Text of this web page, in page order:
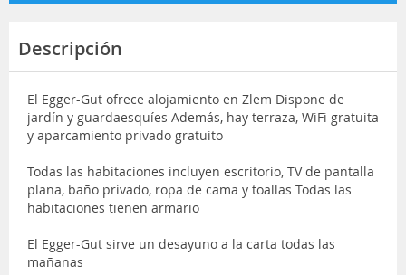
Descripción
El Egger-Gut ofrece alojamiento en Zlem Dispone de
jardín y guardaesquíes Además, hay terraza, WiFi gratuita
y aparcamiento privado gratuito
Todas las habitaciones incluyen escritorio, TV de pantalla
plana, baño privado, ropa de cama y toallas Todas las
habitaciones tienen armario
El Egger-Gut sirve un desayuno a la carta todas las
mañanas